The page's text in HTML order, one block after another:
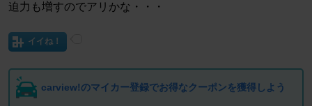
迫力も増すのでアリかな・・・
イイね！
carview!のマイカー登録でお得なクーポンを獲得しよう